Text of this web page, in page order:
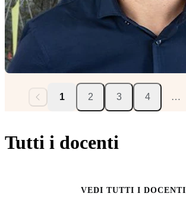
1 2 3 4 …
Tutti i docenti
VEDI TUTTI I DOCENTI